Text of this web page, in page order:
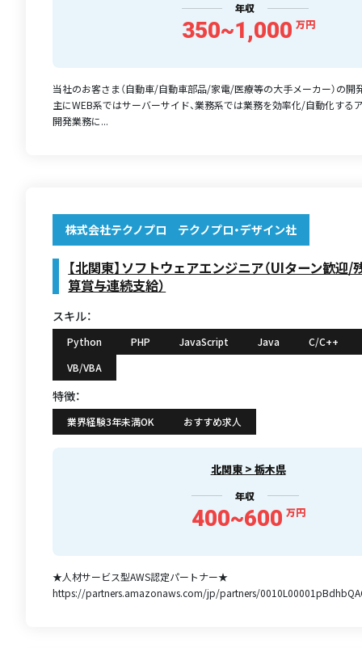
年収
350~1,000 万円
当社のお客さま（自動車/自動車部品/家電/医療等の大手メーカー）の開
主にWEB系ではサーバーサイド、業務系では業務を効率化/自動化する
開発業務に...
株式会社テクノプロ テクノプロ・デザイン社
【北関東】ソフトウェアエンジニア（UIターン歓迎
算賞与連続支給）
スキル：
Python PHP JavaScript Java
C/C++
VB/VBA
特徴：
業界経験3年未満OK おすすめ求人
北関東 > 栃木県
年収
400~600 万円
★人材サービス型AWS認定パートナー★
https://partners.amazonaws.com/jp/partners/